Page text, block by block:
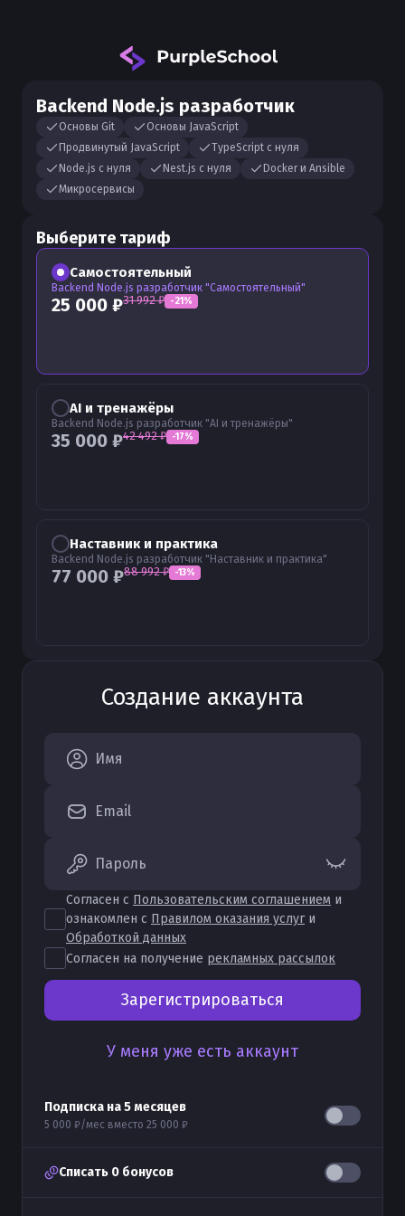
Backend Node.js разработчик
Основы Git
Основы JavaScript
Продвинутый JavaScript
TypeScript с нуля
Node.js с нуля
Nest.js с нуля
Docker и Ansible
Микросервисы
Выберите тариф
Самостоятельный
Backend Node.js разработчик "Самостоятельный"
25 000 ₽31 992₽ -21 %
AI и тренажёры
Backend Node.js разработчик "AI и тренажёры"
35 000 ₽42 492₽ -17%
Наставник и практика
Backend Node.js разработчик "Наставник и практика"
77 000 ₽88 992₽ -13%
Создание аккаунта
Имя
Email
Пароль
Согласен с Пользовательским соглашением и
ознакомлен с Правилом оказания услуг и
Обработкой данных
Согласен на получение рекламных рассылок
Зарегистрироваться
У меня уже есть аккаунт
Подписка на5месяцев
5 000 ₽/мес вместо 25 000 ₽
Списать 0 бонусов